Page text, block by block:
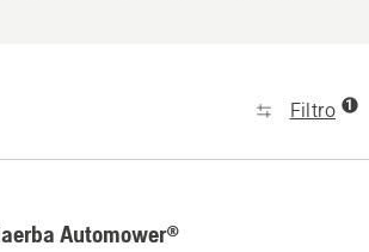
Filtro 1
Automower®